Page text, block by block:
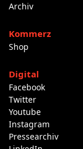
Archiv
Kommerz
Shop
Digital
Facebook
Twitter
Youtube
Instagram
Pressearchiv